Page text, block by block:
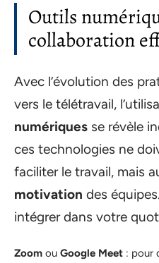
Outils
collaboration
Avec l’évolution des
vers le télétravail,
numériques se révèle
ces technologies ne
faciliter le travail, mais
motivation des
intégrer dans votre
Zoom ou Google Meet : pour